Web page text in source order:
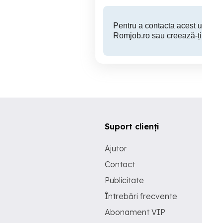
Pentru a contacta acest
Romjob.ro sau creează-
Suport clienți
Ajutor
Contact
Publicitate
Întrebări frecvente
Abonament VIP